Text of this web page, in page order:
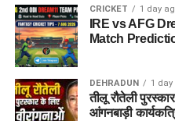
CRICKET 1 day
IRE vs AFG
Match
DEHRADUN 1 day
तीलू रौतेली
आंगनबाड़ी